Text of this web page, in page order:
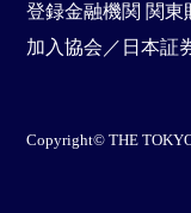
登録金融機関 関東
加入協会／日本証
Copyright© THE